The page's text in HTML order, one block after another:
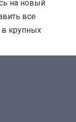
на новый
все
в крупных